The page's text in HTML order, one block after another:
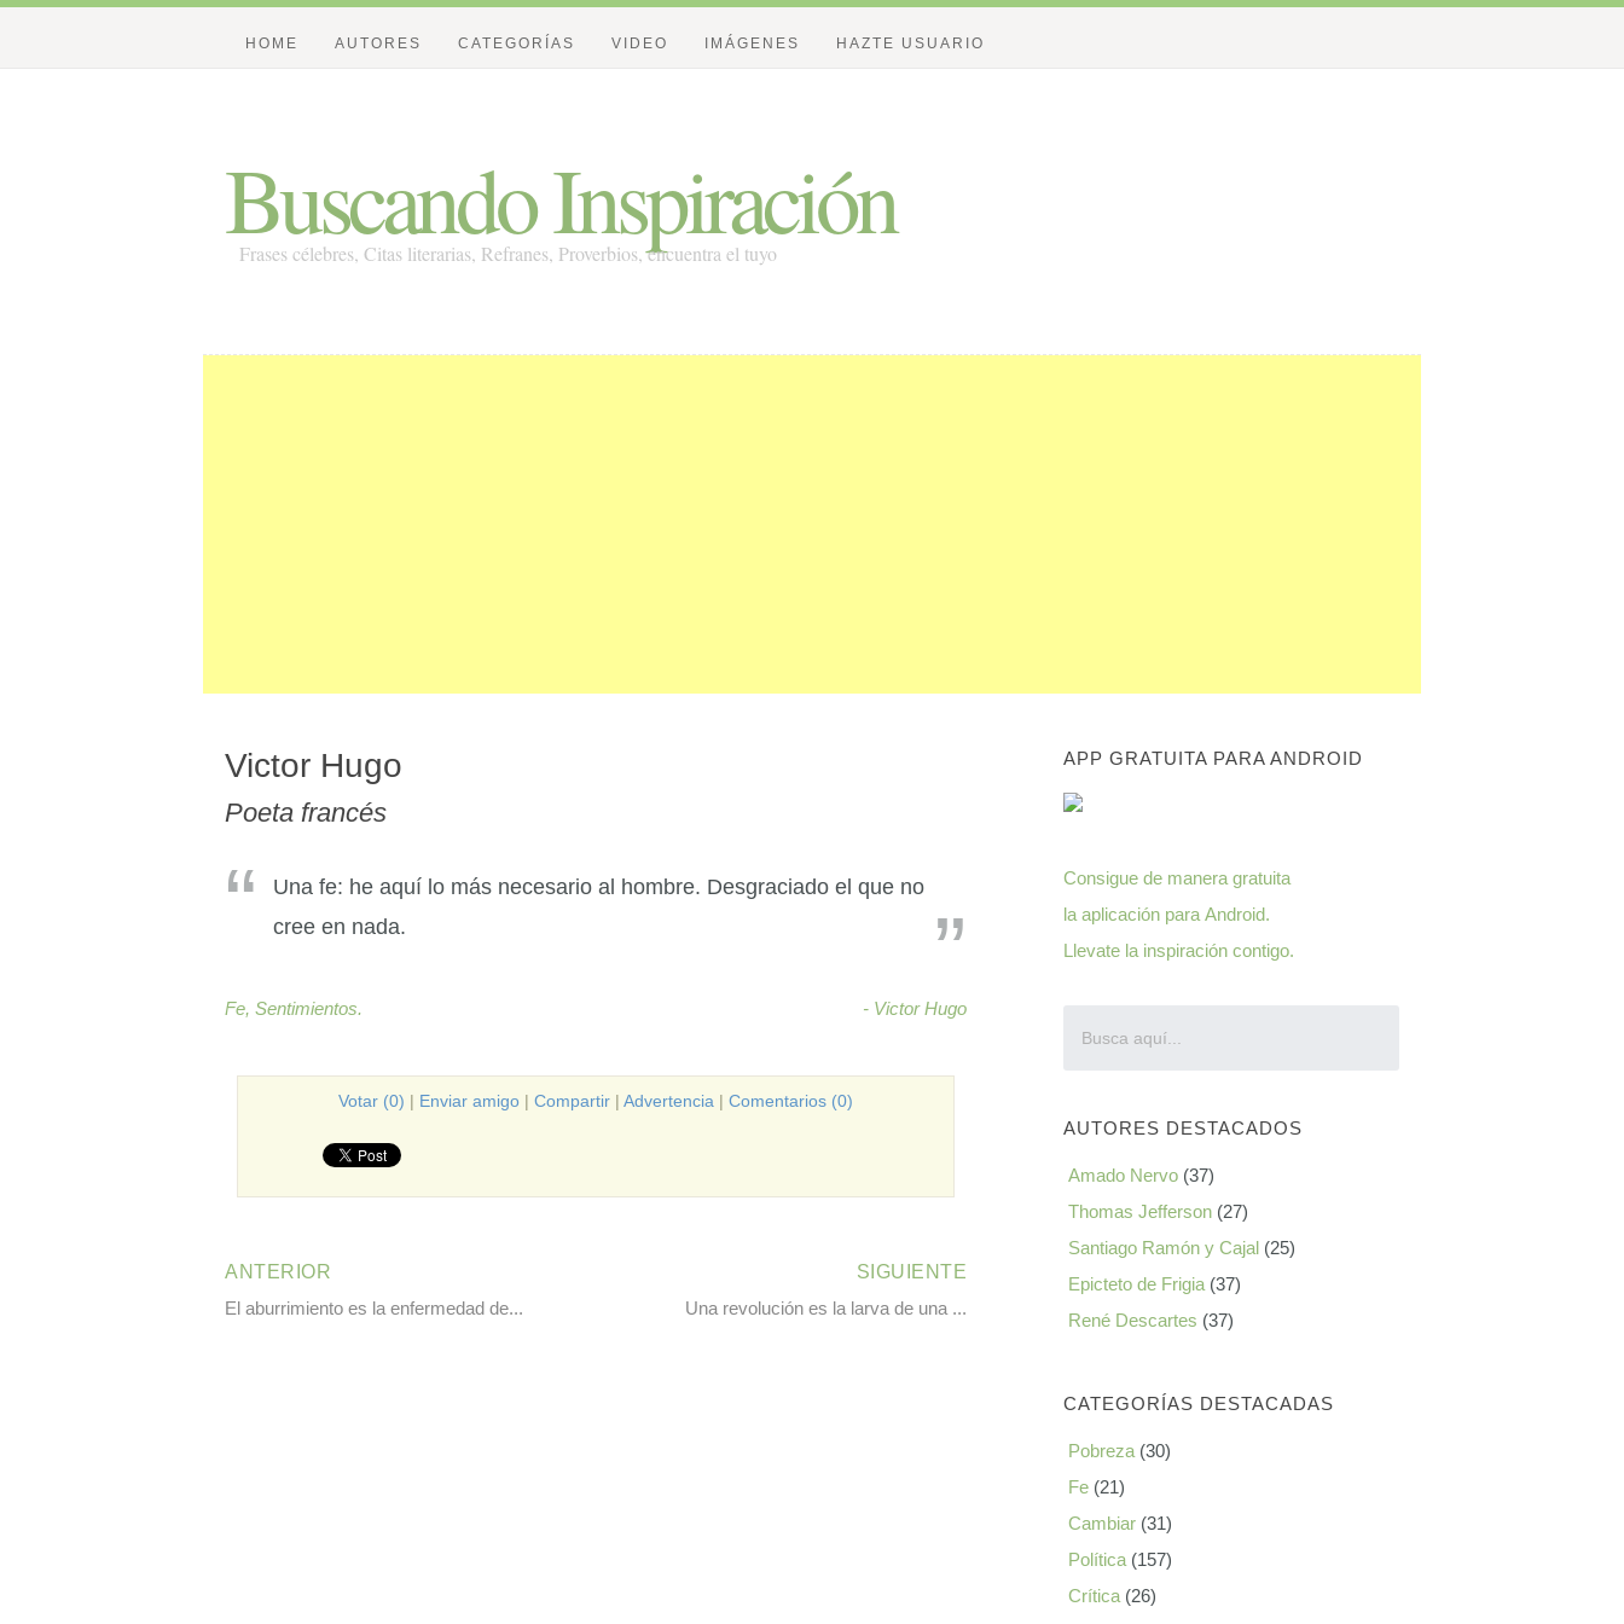
Buscando Inspiración
Frases célebres, Citas literarias, Refranes, Proverbios, encuentra el tuyo
HOME AUTORES CATEGORÍAS VIDEO IMÁGENES HAZTE USUARIO
Victor Hugo
Poeta francés
Una fe: he aquí lo más necesario al hombre. Desgraciado el que no
cree en nada.
Fe, Sentimientos. - Victor Hugo
Votar (0) | Enviar amigo | Compartir | Advertencia | Comentarios (0)
ANTERIOR
El aburrimiento es la enfermedad de...
SIGUIENTE
Una revolución es la larva de una ...
APP GRATUITA PARA ANDROID
Consigue de maneragratuita
la aplicación paraAndroid.
Llevate la inspiración contigo.
AUTORES DESTACADOS
Amado Nervo (37)
Thomas Jefferson (27)
Santiago Ramón y Cajal (25)
Epicteto de Frigia (37)
René Descartes (37)
CATEGORÍAS DESTACADAS
Pobreza (30)
Fe (21)
Cambiar (31)
Política (157)
Crítica (26)